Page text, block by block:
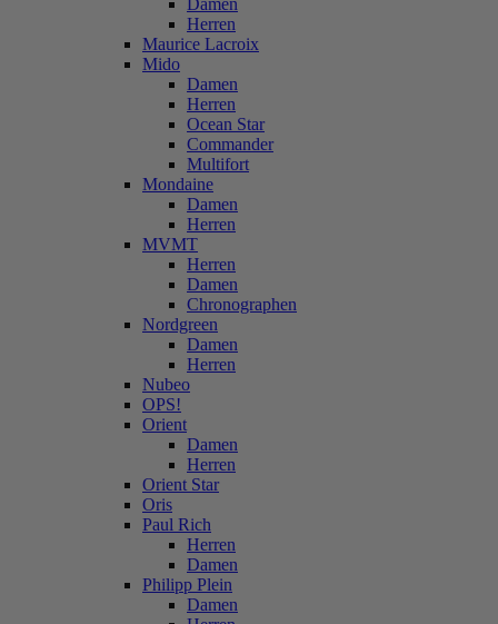
Damen
Herren
Maurice Lacroix
Mido
Damen
Herren
Ocean Star
Commander
Multifort
Mondaine
Damen
Herren
MVMT
Herren
Damen
Chronographen
Nordgreen
Damen
Herren
Nubeo
OPS!
Orient
Damen
Herren
Orient Star
Oris
Paul Rich
Herren
Damen
Philipp Plein
Damen